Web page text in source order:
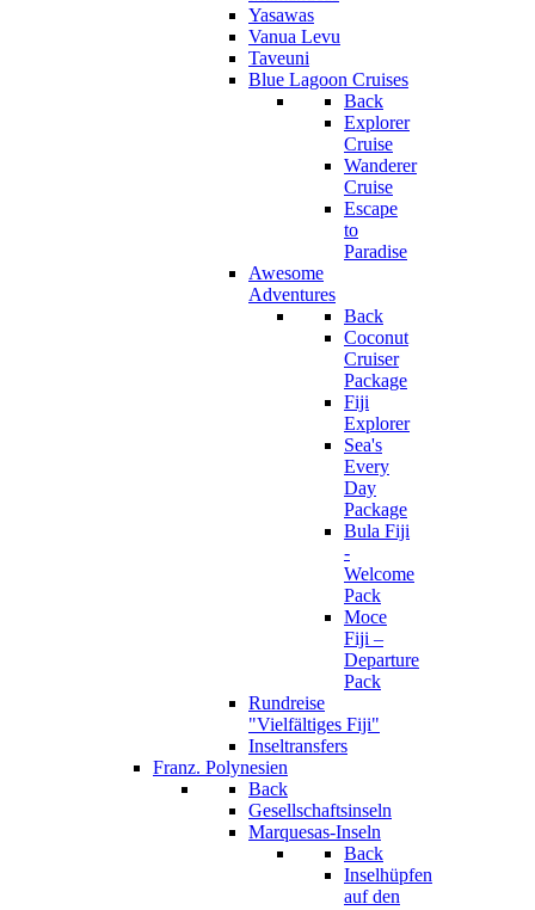
Yasawas
Vanua Levu
Taveuni
Blue Lagoon Cruises
Back
Explorer
Cruise
Wanderer
Cruise
Escape
to
Paradise
Awesome
Adventures
Back
Coconut
Cruiser
Package
Fiji
Explorer
Sea's
Every
Day
Package
Bula Fiji
-
Welcome
Pack
Moce
Fiji –
Departure
Pack
Rundreise
"Vielfältiges Fiji"
Inseltransfers
Franz. Polynesien
Back
Gesellschaftsinseln
Marquesas-Inseln
Back
Inselhüpfen
auf den